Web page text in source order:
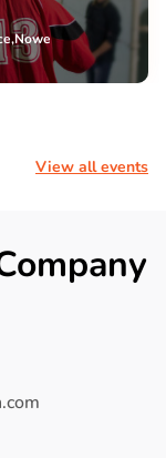
View all events